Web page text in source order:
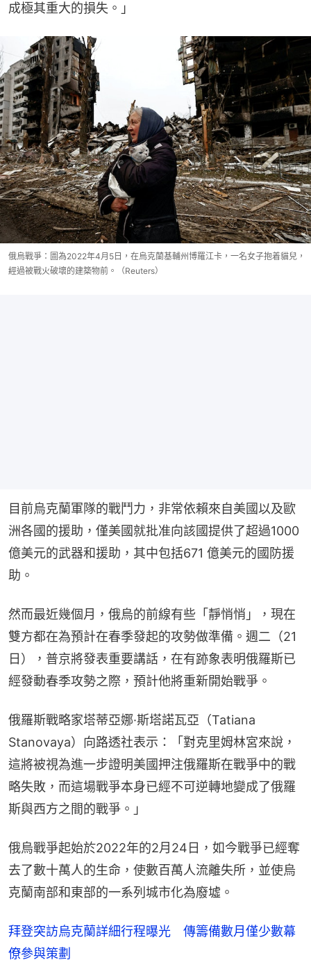
成極其重大的損失。」
俄烏戰爭：圖為2022年4月5日，在烏克蘭基輔州博羅江卡，一名女子抱着貓兒，
經過被戰火破壞的建築物前。（Reuters）
目前烏克蘭軍隊的戰鬥力，非常依賴來自美國以及歐
洲各國的援助，僅美國就批准向該國提供了超過1000
億美元的武器和援助，其中包括671 億美元的國防援
助。
然而最近幾個月，俄烏的前線有些「靜悄悄」，現在
雙方都在為預計在春季發起的攻勢做準備。週二（21
日），普京將發表重要講話，在有跡象表明俄羅斯已
經發動春季攻勢之際，預計他將重新開始戰爭。
俄羅斯戰略家塔蒂亞娜·斯塔諾瓦亞（Tatiana
Stanovaya）向路透社表示：「對克里姆林宮來說，
這將被視為進一步證明美國押注俄羅斯在戰爭中的戰
略失敗，而這場戰爭本身已經不可逆轉地變成了俄羅
斯與西方之間的戰爭。」
俄烏戰爭起始於2022年的2月24日，如今戰爭已經奪
去了數十萬人的生命，使數百萬人流離失所，並使烏
克蘭南部和東部的一系列城市化為廢墟。
拜登突訪烏克蘭詳細行程曝光 傳籌備數月僅少數幕
僚參與策劃